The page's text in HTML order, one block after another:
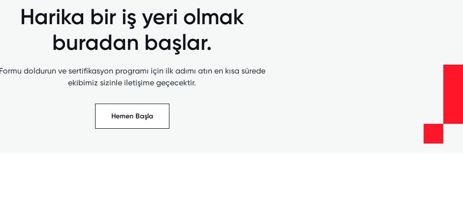
Harika bir iş yeri olmak
buradan başlar.
Formu doldurun ve sertifikasyon programı için ilk adımı atın en kısa sürede
ekibimiz sizinle iletişime geçecektir.
Hemen Başla